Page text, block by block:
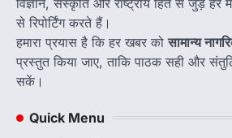
से रिपोर्टिंग करते हैं।
हमारा प्रयास है कि हर खबर कोसामान्य
प्रस्तुत किया जाए, ताकि पाठक सही और
सकें।
Quick Menu